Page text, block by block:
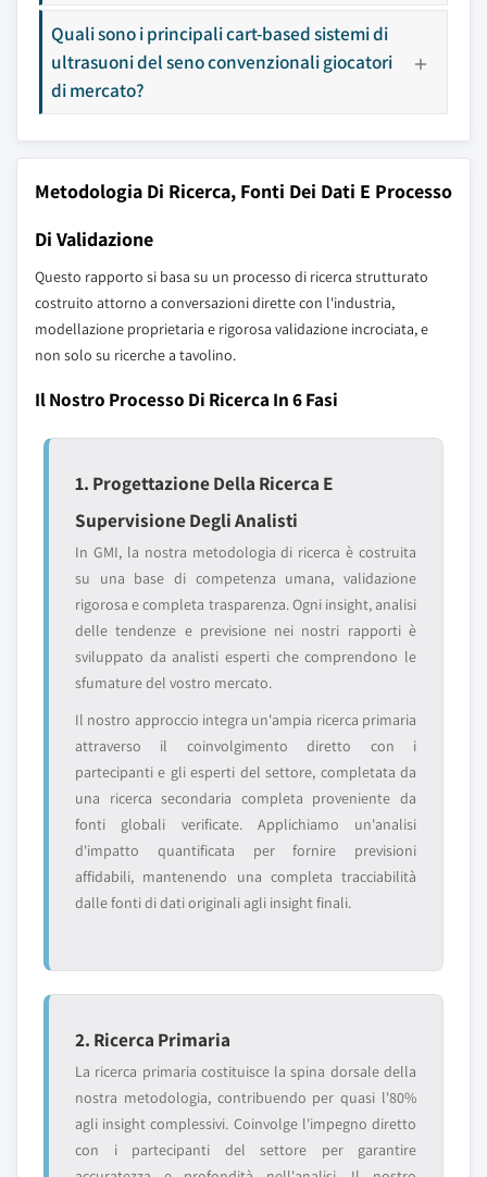
Quali sono i principali cart-based sistemi di
ultrasuoni del seno convenzionali giocatori
di mercato?
Metodologia Di Ricerca, Fonti Dei Dati E Processo
Di Validazione
Questo rapporto si basa su un processo di ricerca strutturato
costruito attorno a conversazioni dirette con l'industria,
modellazione proprietaria e rigorosa validazione incrociata, e
non solo su ricerche a tavolino.
Il Nostro Processo Di Ricerca In 6 Fasi
1. Progettazione Della Ricerca E
Supervisione Degli Analisti
In GMI, la nostra metodologia di ricerca è costruita
su una base di competenza umana, validazione
rigorosa e completa trasparenza. Ogni insight, analisi
delle tendenze e previsione nei nostri rapporti è
sviluppato da analisti esperti che comprendono le
sfumature del vostro mercato.
Il nostro approccio integra un'ampia ricerca primaria
attraverso il coinvolgimento diretto con i
partecipanti e gli esperti del settore, completata da
una ricerca secondaria completa proveniente da
fonti globali verificate. Applichiamo un'analisi
d'impatto quantificata per fornire previsioni
affidabili, mantenendo una completa tracciabilità
dalle fonti di dati originali agli insight finali.
2. Ricerca Primaria
La ricerca primaria costituisce la spina dorsale della
nostra metodologia, contribuendo per quasi l'80%
agli insight complessivi. Coinvolge l'impegno diretto
con i partecipanti del settore per garantire